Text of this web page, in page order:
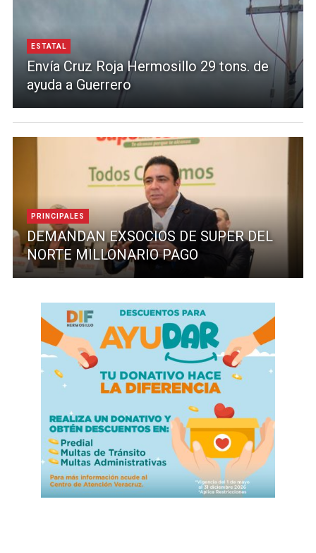
ESTATAL
Envía Cruz Roja Hermosillo 29 tons. de
ayuda a Guerrero
PRINCIPALES
DEMANDAN EXSOCIOS DE SUPER DEL
NORTE MILLONARIO PAGO